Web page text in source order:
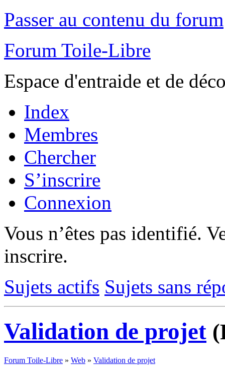
Passer au contenu du forum
Forum Toile-Libre
Espace d'entraide et de
Index
Membres
Chercher
S’inscrire
Connexion
Vous n’êtes pas identifié.
inscrire.
Sujets actifs Sujets sans
Validation de projet
Forum Toile-Libre » Web » Validation de projet